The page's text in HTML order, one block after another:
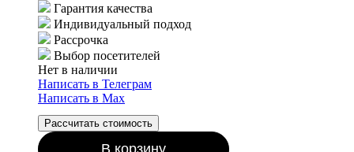
Гарантия качества
Индивидуальный подход
Рассрочка
Выбор посетителей
Нет в наличии
Написать в Телеграм
Написать в Мах
Рассчитать стоимость
В корзину